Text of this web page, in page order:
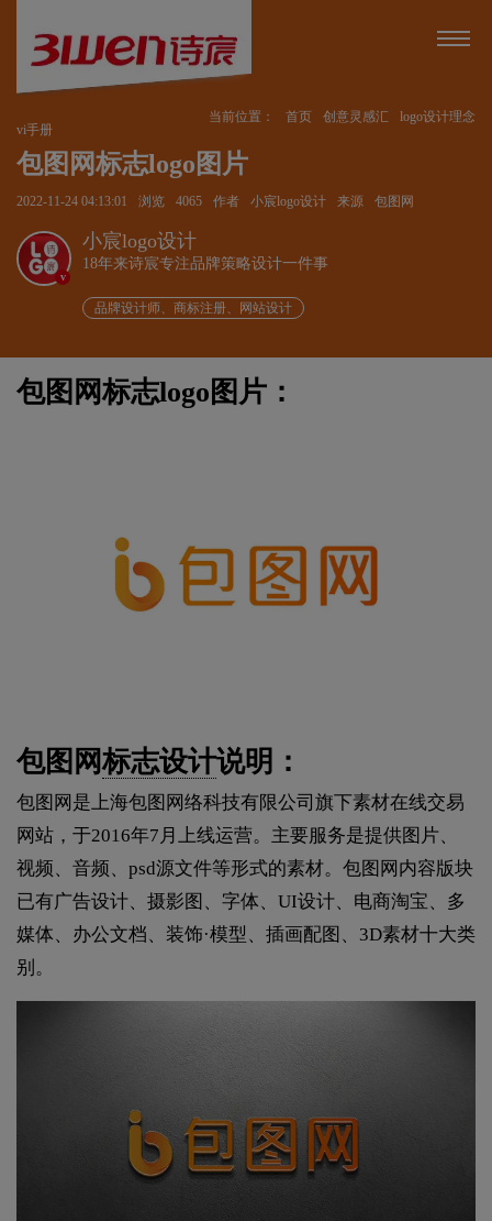
当前位置： 首页 创意灵感汇
logo设计理念
vi手册
包图网标志logo图片
2022-11-24 04:13:01 浏览 4065 作者 小宸logo设计 来源 包图网
v
小宸logo设计
18年来诗宸专注品牌策略设计一件事
品牌设计师、商标注册、网站设计
包图网标志logo图片：
包图网标志设计说明：
包图网是上海包图网络科技有限公司旗下素材在线交易
网站，于2016年7月上线运营。主要服务是提供图片、
视频、音频、psd源文件等形式的素材。包图网内容版块
已有广告设计、摄影图、字体、UI设计、电商淘宝、多
媒体、办公文档、装饰·模型、插画配图、3D素材十大类
别。